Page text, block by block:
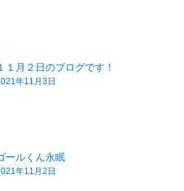
１月２日のブログです！
年11月3日
ールくん永眠
年11月2日